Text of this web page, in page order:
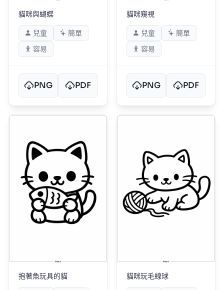
貓咪與蝴蝶
兒童
簡單
容易
PNG PDF
貓咪窺視
兒童
簡單
容易
PNG PDF
抱著魚玩具的貓 貓咪玩毛線球